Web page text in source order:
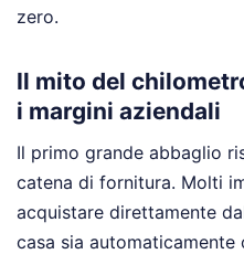
zero.
Il mito del
i margini aziendali
Il primo grande abbaglio
catena di fornitura. Molti
acquistare direttamente
casa sia